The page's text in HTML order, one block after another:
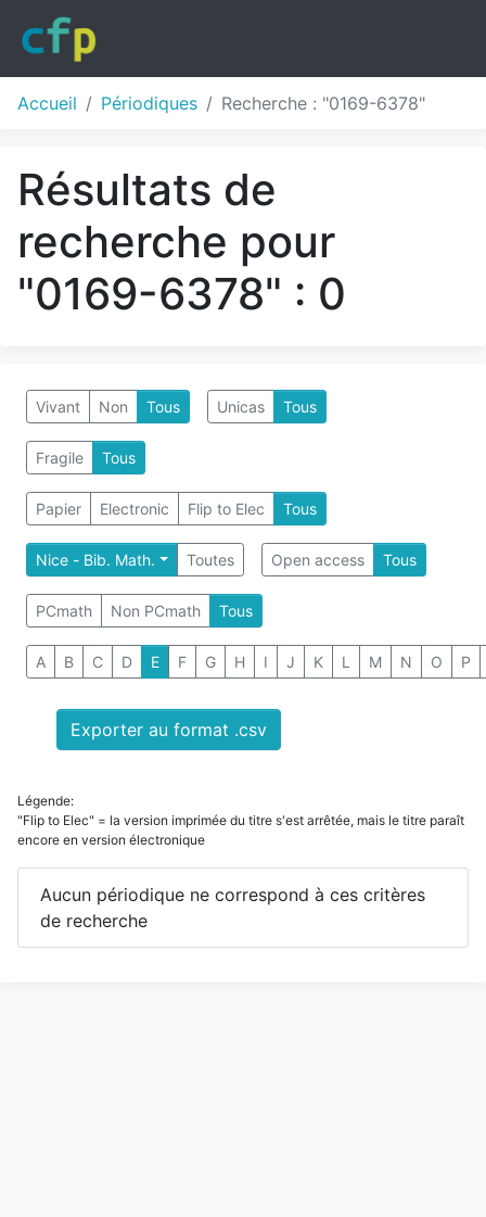
Accueil Périodiques Recherche : "0169-6378"
Résultats de
recherche pour
"0169-6378" : 0
Vivant Non Tous Unicas Tous
Fragile Tous
Papier Electronic Flip to Elec Tous
Nice - Bib. Math. Toutes Open access Tous
PCmath Non PCmath Tous
A B C D E F G H I J K L M N O P
Exporter au format .csv
Légende:
"Flip to Elec" = la version imprimée du titre s'est arrêtée, mais le titre paraît
encore en version électronique
Aucun périodique ne correspond à ces critères
de recherche